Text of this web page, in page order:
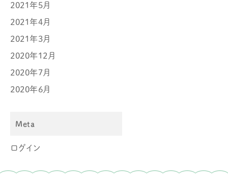
2021年5月
2021年4月
2021年3月
2020年12月
2020年7月
2020年6月
Meta
ログイン